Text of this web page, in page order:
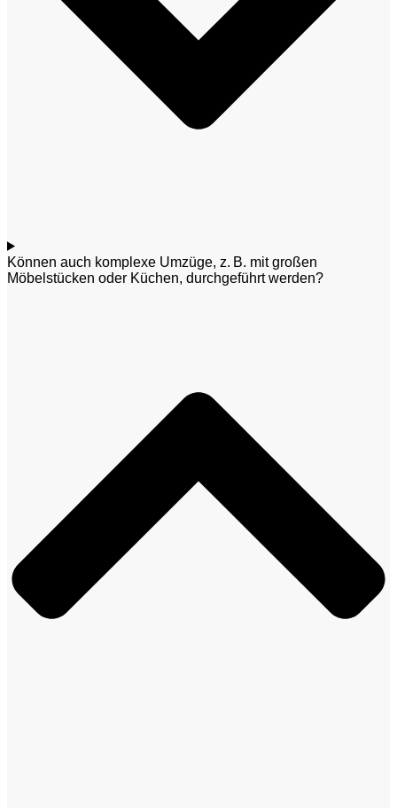
Können auch komplexe Umzüge, z. B. mit großen
Möbelstücken oder Küchen, durchgeführt werden?